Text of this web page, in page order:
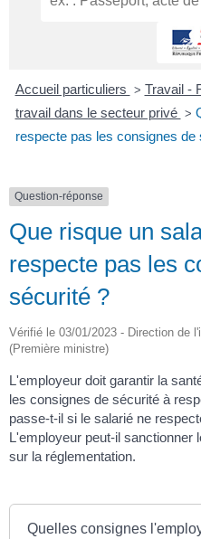
Accueil particuliers > Travail -
travail dans le secteur privé >
respecte pas les consignes de
Question-réponse
Que risque un
respecte pas les
sécurité ?
Vérifié le 03/01/2023 - Direction de
(Première ministre)
L'employeur doit garantir la
les consignes de sécurité à
passe-t-il si le salarié ne
L'employeur peut-il sanctionner
sur la réglementation.
Quelles consignes